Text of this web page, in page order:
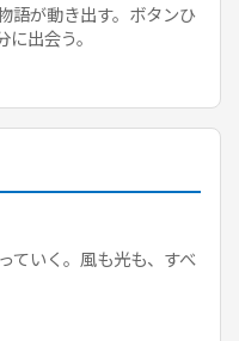
語が動き出す。ボタンひ
出会う。
ていく。風も光も、すべ